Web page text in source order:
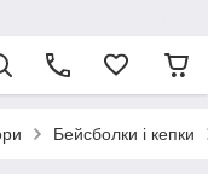
Бейсболки і кепки